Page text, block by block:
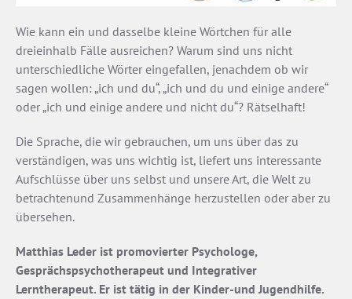
Wie kann ein und dasselbe kleine Wörtchen für alle
dreieinhalb Fälle ausreichen? Warum sind uns nicht
unterschiedliche Wörter eingefallen, jenachdem ob wir
sagen wollen: „ich und du“, „ich und du und einige andere“
oder „ich und einige andere und nicht du“? Rätselhaft!
Die Sprache, die wir gebrauchen, um uns über das zu
verständigen, was uns wichtig ist, liefert uns interessante
Aufschlüsse über uns selbst und unsere Art, die Welt zu
betrachtenund Zusammenhänge herzustellen oder aber zu
übersehen.
Matthias Leder ist promovierter Psychologe,
Gesprächspsychotherapeut und Integrativer
Lerntherapeut. Er ist tätig in der Kinder-und Jugendhilfe.